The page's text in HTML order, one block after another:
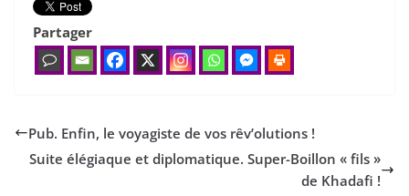
Partager
Pub. Enfin, le voyagiste de vos rêv’olutions !
Suite élégiaque et diplomatique. Super-Boillon « fils »
de Khadafi !